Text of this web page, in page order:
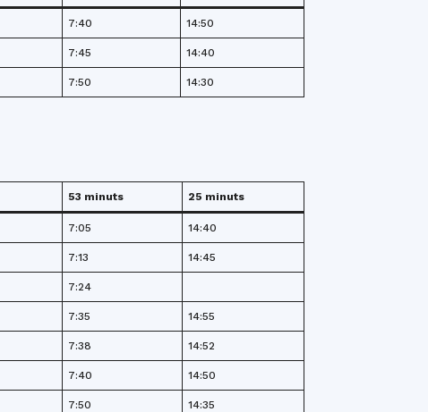
7:40 14:50
7:45 14:40
7:50 14:30
53 minuts 25 minuts
7:05 14:40
7:13 14:45
7:24
7:35 14:55
7:38 14:52
7:40 14:50
7:50 14:35